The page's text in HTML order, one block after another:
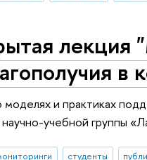
лекция
в
и практиках
учебной группы
студенты